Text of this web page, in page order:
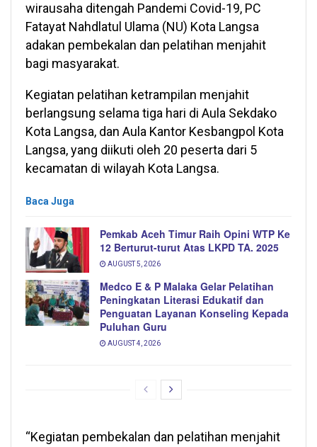
wirausaha ditengah Pandemi Covid-19, PC
Fatayat Nahdlatul Ulama (NU) Kota Langsa
adakan pembekalan dan pelatihan menjahit
bagi masyarakat.
Kegiatan pelatihan ketrampilan menjahit
berlangsung selama tiga hari di Aula Sekdako
Kota Langsa, dan Aula Kantor Kesbangpol Kota
Langsa, yang diikuti oleh 20 peserta dari 5
kecamatan di wilayah Kota Langsa.
Baca Juga
Pemkab Aceh Timur Raih Opini WTP Ke
12 Berturut-turut Atas LKPD TA. 2025
AUGUST 5, 2026
Medco E & P Malaka Gelar Pelatihan
Peningkatan Literasi Edukatif dan
Penguatan Layanan Konseling Kepada
Puluhan Guru
AUGUST 4, 2026
“Kegiatan pembekalan dan pelatihan menjahit